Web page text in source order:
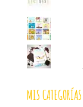
MIS CATEGORÍAS